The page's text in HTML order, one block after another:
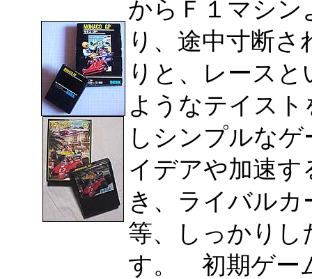
からＦ１マシン
り、途中寸断
りと、レース
ようなテイス
しシンプルな
イデアや加速
き、ライバル
等、しっかりし
す。 初期ゲー